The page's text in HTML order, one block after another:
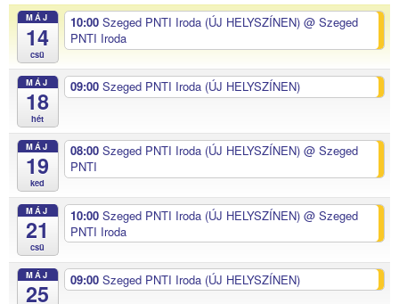
MÁJ
14
csü
10:00 Szeged PNTI Iroda (ÚJ HELYSZÍNEN) @ Szeged
PNTI Iroda
MÁJ
18
hét
09:00 Szeged PNTI Iroda (ÚJ HELYSZÍNEN)
MÁJ
19
ked
08:00 Szeged PNTI Iroda (ÚJ HELYSZÍNEN) @ Szeged
PNTI
MÁJ
21
csü
10:00 Szeged PNTI Iroda (ÚJ HELYSZÍNEN) @ Szeged
PNTI Iroda
MÁJ
25
09:00 Szeged PNTI Iroda (ÚJ HELYSZÍNEN)